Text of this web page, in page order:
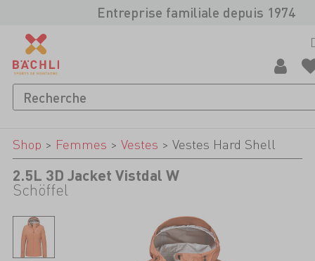
Entreprise familiale depuis 1974
Shop > Femmes > Vestes > Vestes Hard Shell
2.5L 3D Jacket Vistdal W
Schöffel